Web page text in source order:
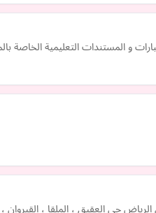
و المستندات التعليمية الخاصة
في الرياض حي العقيق ، الملقا ،